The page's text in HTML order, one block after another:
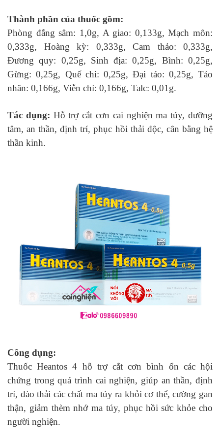
Thành phần của thuốc gồm:
Phòng đẳng sâm: 1,0g, A giao: 0,133g, Mạch môn:
0,333g, Hoàng kỳ: 0,333g, Cam thảo: 0,333g,
Đương quy: 0,25g, Sinh địa: 0,25g, Bình: 0,25g,
Gừng: 0,25g, Quế chi: 0,25g, Đại táo: 0,25g, Táo
nhân: 0,166g, Viễn chí: 0,166g, Talc: 0,01g.
Tác dụng: Hỗ trợ cắt cơn cai nghiện ma túy, dưỡng
tâm, an thần, định trí, phục hồi thải độc, cân bằng hệ
thần kinh.
Công dụng:
Thuốc Heantos 4 hỗ trợ cắt cơn bình ổn các hội
chứng trong quá trình cai nghiện, giúp an thần, định
trí, đào thải các chất ma túy ra khỏi cơ thể, cường gan
thận, giảm thèm nhớ ma túy, phục hồi sức khỏe cho
người nghiện.